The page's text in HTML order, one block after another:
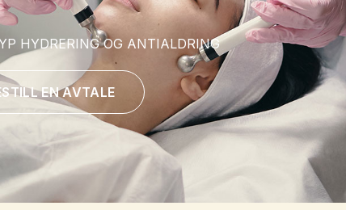
HYDRERING OG ANTIALDRING
EN AVTALE